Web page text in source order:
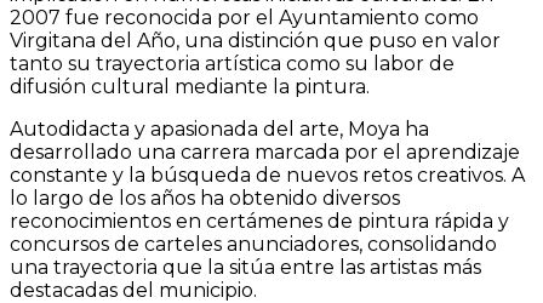
2007 fue reconocida por el Ayuntamiento como
Virgitana del Año, una distinción que puso en valor
tanto su trayectoria artística como su labor de
difusión cultural mediante la pintura.
Autodidacta y apasionada del arte, Moya ha
desarrollado una carrera marcada por el aprendizaje
constante y la búsqueda de nuevos retos creativos. A
lo largo de los años ha obtenido diversos
reconocimientos en certámenes de pintura rápida y
concursos de carteles anunciadores, consolidando
una trayectoria que la sitúa entre las artistas más
destacadas del municipio.